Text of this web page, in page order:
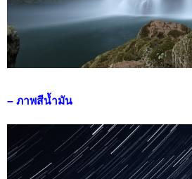
– ภาพสีน้ำมัน